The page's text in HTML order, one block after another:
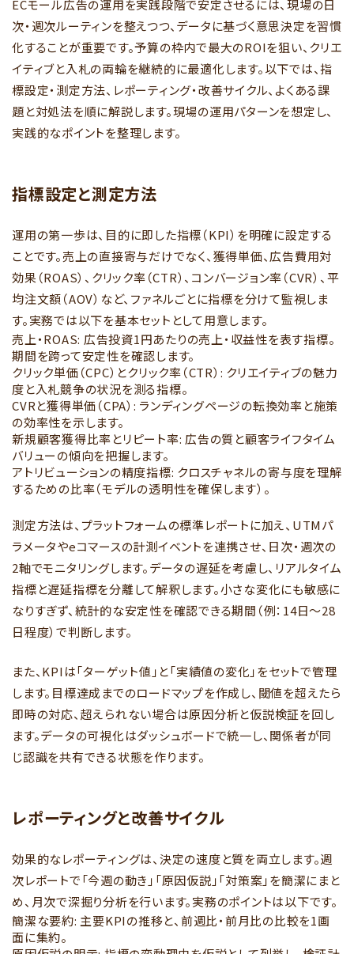
ECモール広告の運用を実践段階で安定させるには、現場の日
次・週次ルーティンを整えつつ、データに基づく意思決定を習慣
化することが重要です。予算の枠内で最大のROIを狙い、クリエ
イティブと入札の両輪を継続的に最適化します。以下では、指
標設定・測定方法、レポーティング・改善サイクル、よくある課
題と対処法を順に解説します。現場の運用パターンを想定し、
実践的なポイントを整理します。
指標設定と測定方法
運用の第一歩は、目的に即した指標（KPI）を明確に設定する
ことです。売上の直接寄与だけでなく、獲得単価、広告費用対
効果（ROAS）、クリック率（CTR）、コンバージョン率（CVR）、平
均注文額（AOV）など、ファネルごとに指標を分けて監視しま
す。実務では以下を基本セットとして用意します。
売上・ROAS: 広告投資1円あたりの売上・収益性を表す指標。
期間を跨って安定性を確認します。
クリック単価（CPC）とクリック率（CTR）: クリエイティブの魅力
度と入札競争の状況を測る指標。
CVRと獲得単価（CPA）: ランディングページの転換効率と施策
の効率性を示します。
新規顧客獲得比率とリピート率: 広告の質と顧客ライフタイム
バリューの傾向を把握します。
アトリビューションの精度指標: クロスチャネルの寄与度を理解
するための比率（モデルの透明性を確保します）。
測定方法は、プラットフォームの標準レポートに加え、UTMパ
ラメータやeコマースの計測イベントを連携させ、日次・週次の
2軸でモニタリングします。データの遅延を考慮し、リアルタイム
指標と遅延指標を分離して解釈します。小さな変化にも敏感に
なりすぎず、統計的な安定性を確認できる期間（例：14日～28
日程度）で判断します。
また、KPIは「ターゲット値」と「実績値の変化」をセットで管理
します。目標達成までのロードマップを作成し、閾値を超えたら
即時の対応、超えられない場合は原因分析と仮説検証を回し
ます。データの可視化はダッシュボードで統一し、関係者が同
じ認識を共有できる状態を作ります。
レポーティングと改善サイクル
効果的なレポーティングは、決定の速度と質を両立します。週
次レポートで「今週の動き」「原因仮説」「対策案」を簡潔にまと
め、月次で深掘り分析を行います。実務のポイントは以下です。
簡潔な要約: 主要KPIの推移と、前週比・前月比の比較を1画
面に集約。